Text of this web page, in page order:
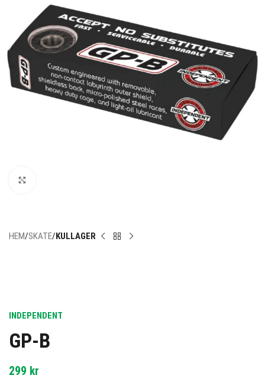
HEM SKATE KULLAGER
INDEPENDENT
GP-B
299 kr